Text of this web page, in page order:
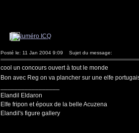
Posté le: 11 Jan 2004 9:09 Sujet du message:
cool un concours ouvert à tout le monde
Bon avec Reg on va plancher sur une elfe
Elandil Eldaron
Elfe fripon et époux de la belle Acuzena
Elandil's figure gallery